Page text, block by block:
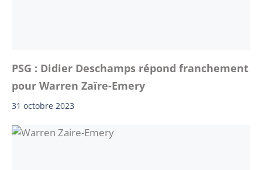
PSG : Didier Deschamps répond franchement
pour Warren Zaïre-Emery
31 octobre 2023